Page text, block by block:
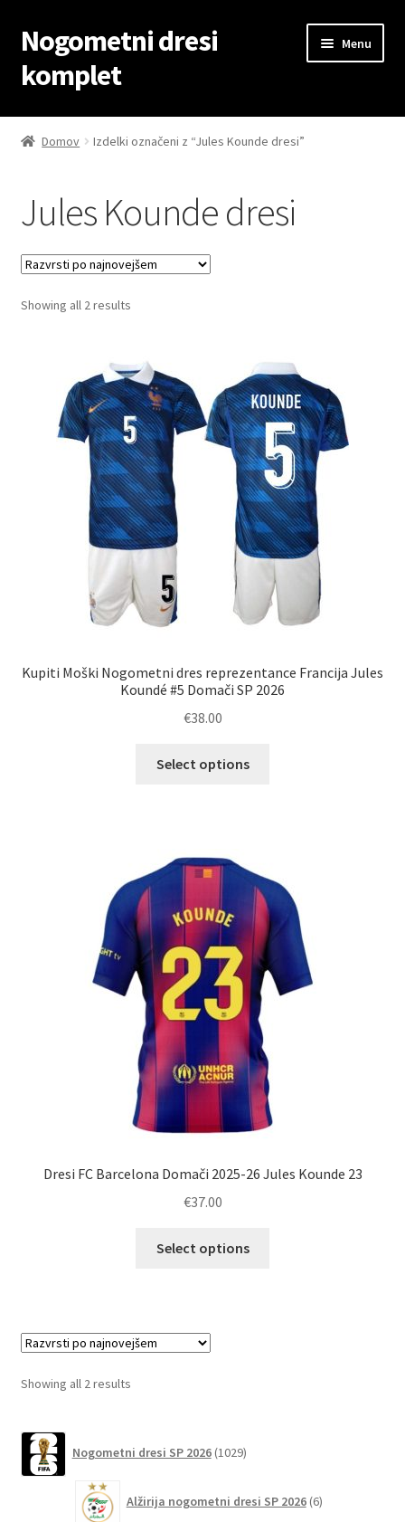
Skip
to
navigation
Skip
to
content
Nogometni dresi
komplet
Menu
Domov
Kontaktiraj nas
Košarica
Moj račun
Zaključek nakupa
Domov Izdelki označeni z “Jules Kounde dresi”
Jules Kounde dresi
Showing all 2 resultsSorted
Kupiti Moški Nogometni dres reprezentance Francija Jules
Koundé #5 Domači SP 2026
€38.00
Select options
lahko
izberete
na
strani
izdelka
Dresi FC Barcelona Domači 2025-26 Jules Kounde 23
€37.00
Select options
Showing all 2 resultsSorted
Nogometni dresi SP 2026 1029izdelkov
Alžirija nogometni dresi SP 2026 6izdelkov